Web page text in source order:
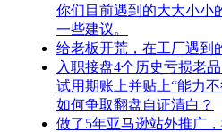
你们目前遇到的大大小小
一些建议。
给老板开荒，在工厂遇到
入职接盘4个历史亏损老
试用期账上并贴上“能力
如何争取翻盘自证清白？
做了5年亚马逊站外推广